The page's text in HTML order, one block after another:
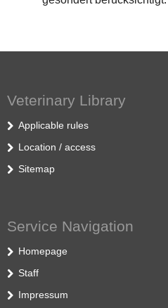
Veterinary Library
Applicable rules
Location / access
Sitemap
Service Navigation
Homepage
Staff
Impressum